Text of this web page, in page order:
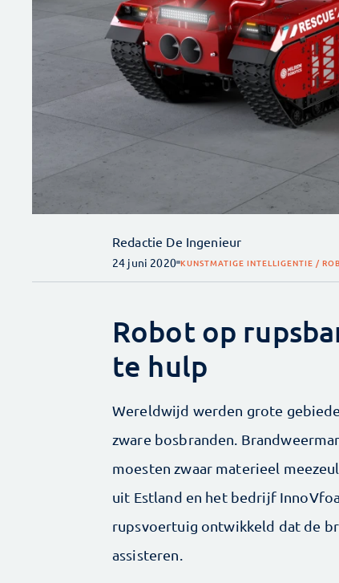
Redactie De Ingenieur
24 juni 2020 KUNSTMATIGE INTELLIGENTIE /
Robot op
te hulp
Wereldwijd werden grote
zware bosbranden.
moesten zwaar materieel
uit Estland en het bedrijf
rupsvoertuig ontwikkeld dat de
assisteren.